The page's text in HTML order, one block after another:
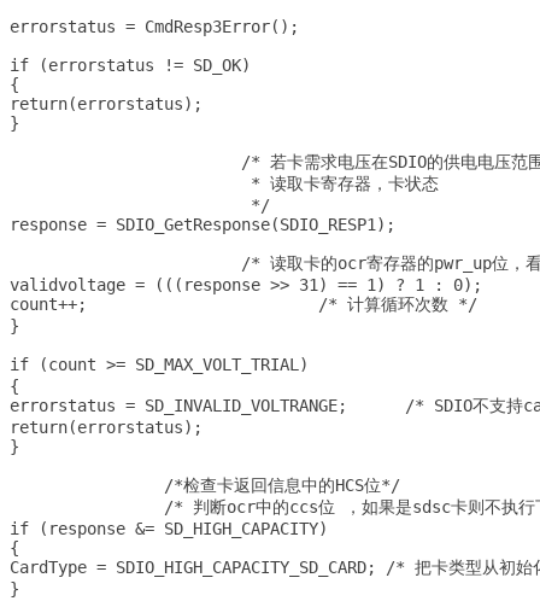
errorstatus = CmdResp3Error();
if (errorstatus != SD_OK)
{
return(errorstatus);
}
response = SDIO_GetResponse(SDIO_RESP1);
validvoltage = (((response >> 31) == 1) ? 1 : 0);
count++;			/* 计算循环次数 */
}
if (count >= SD_MAX_VOLT_TRIAL)					 /* 循环检测超过一定次数还没上电 */
{
errorstatus = SD_INVALID_VOLTRANGE;	 /* SDIO不支持card的供电电压 */
return(errorstatus);
}
if (response &= SD_HIGH_CAPACITY)
{
CardType = SDIO_HIGH_CAPACITY_SD_CARD; /* 把卡类型从初
}